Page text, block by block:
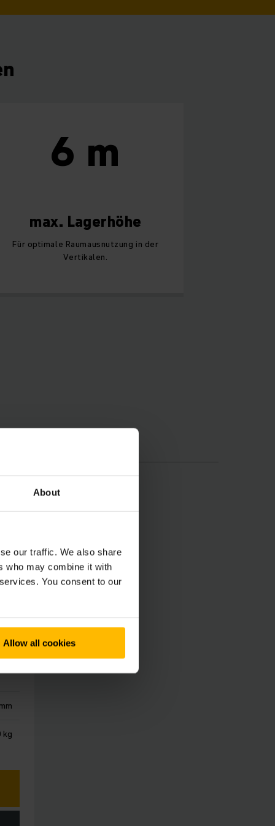
About
our traffic. We also share
who may combine it with
You consent to our
Allow all cookies
6 m
max. Lagerhöhe
Für optimale Raumausnutzung in der
Vertikalen.
kg